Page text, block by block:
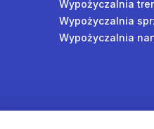
Wypożyczalnia
Wypożyczalnia
Wypożyczalnia